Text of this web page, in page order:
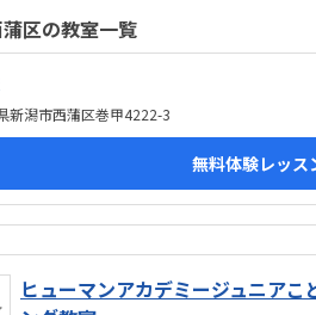
いただきながら、自分で教科書を読んで作
ました。駅近くですが、静かな環境です。
あるので、暑い夏など、重いキットを背負
さな子供には少し大変かも。清潔で、安心
。入室したら必ず手を洗うルールも良いで
ある教科書などもきちんと整理整頓されて
キット代が兄弟割引で半額になりました。入
料に。欲を言えば、...
区の教室一覧
新潟市西蒲区巻甲4222-3
無料体験レッス
ヒューマンアカデミージュニアこ